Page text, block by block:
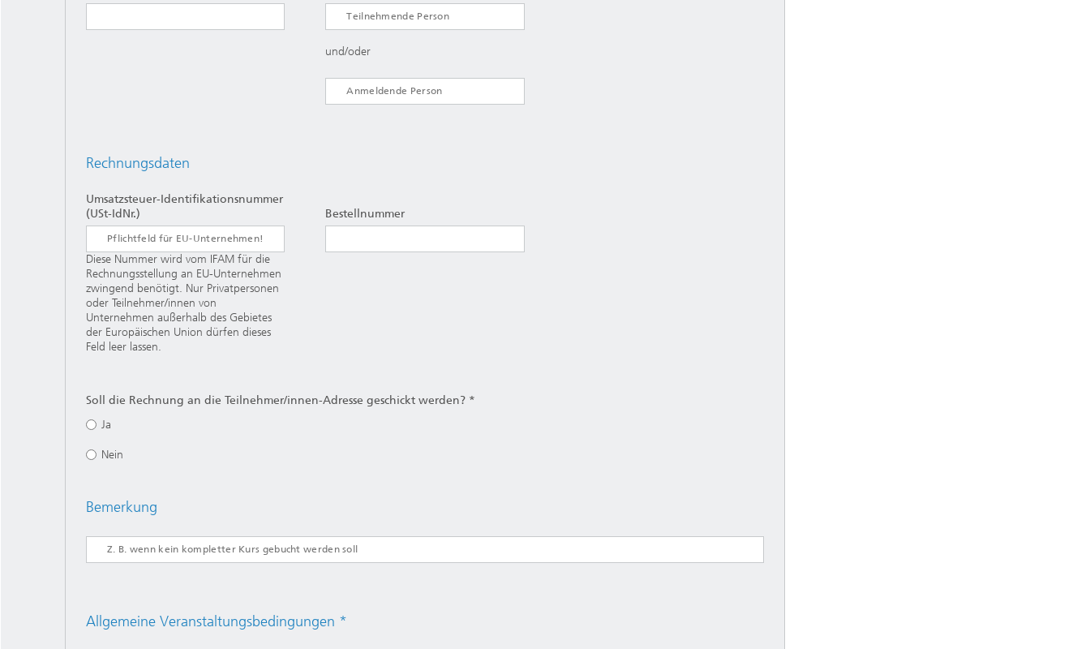
und/oder
Rechnungsdaten
Umsatzsteuer-Identifikationsnummer
(USt-IdNr.)
Diese Nummer wird vom IFAM für die
Rechnungsstellung an EU-Unternehmen
zwingend benötigt. Nur Privatpersonen
oder Teilnehmer/innen von
Unternehmen außerhalb des Gebietes
der Europäischen Union dürfen dieses
Feld leer lassen.
Bestellnummer
Soll die Rechnung an die Teilnehmer/innen-Adresse geschickt werden? *
Ja
Nein
Bemerkung
Allgemeine Veranstaltungsbedingungen *